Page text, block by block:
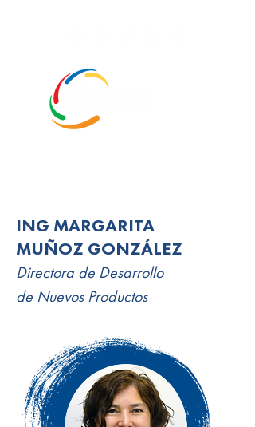
ING MARGARITA
MUÑOZ GONZÁLEZ
Directora de Desarrollo
de Nuevos Productos